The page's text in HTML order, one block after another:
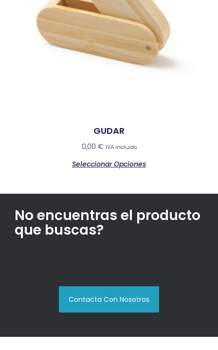
GUDAR
0,00 € IVA incluido
Seleccionar Opciones
No encuentras el producto
que buscas?
Contacta Con Nosotros